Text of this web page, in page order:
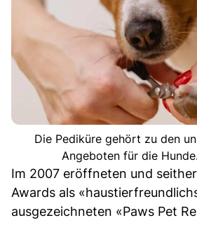
Die Pediküre gehört zu den
Angeboten für die
Im 2007 eröffneten und
Awards als
ausgezeichneten «Paws Pet